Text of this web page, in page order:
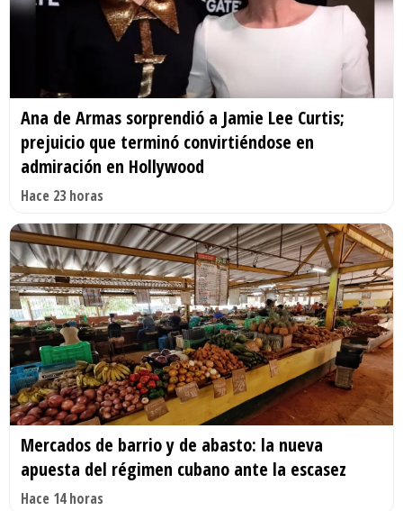
Ana de Armas sorprendió a Jamie Lee Curtis;
prejuicio que terminó convirtiéndose en
admiración en Hollywood
Hace 23 horas
Mercados de barrio y de abasto: la nueva
apuesta del régimen cubano ante la escasez
Hace 14 horas